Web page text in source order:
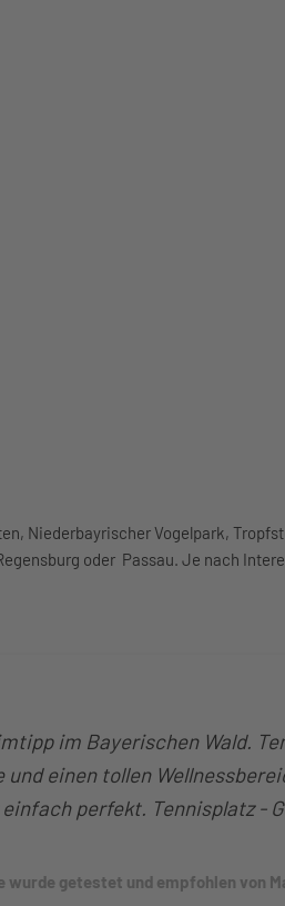
Niederbayrischer Vogelpark,
oder Passau. Je nach
im Bayerischen Wald.
und einen tollen
perfekt. Tennisplatz -
wurde getestet und empfohlen von